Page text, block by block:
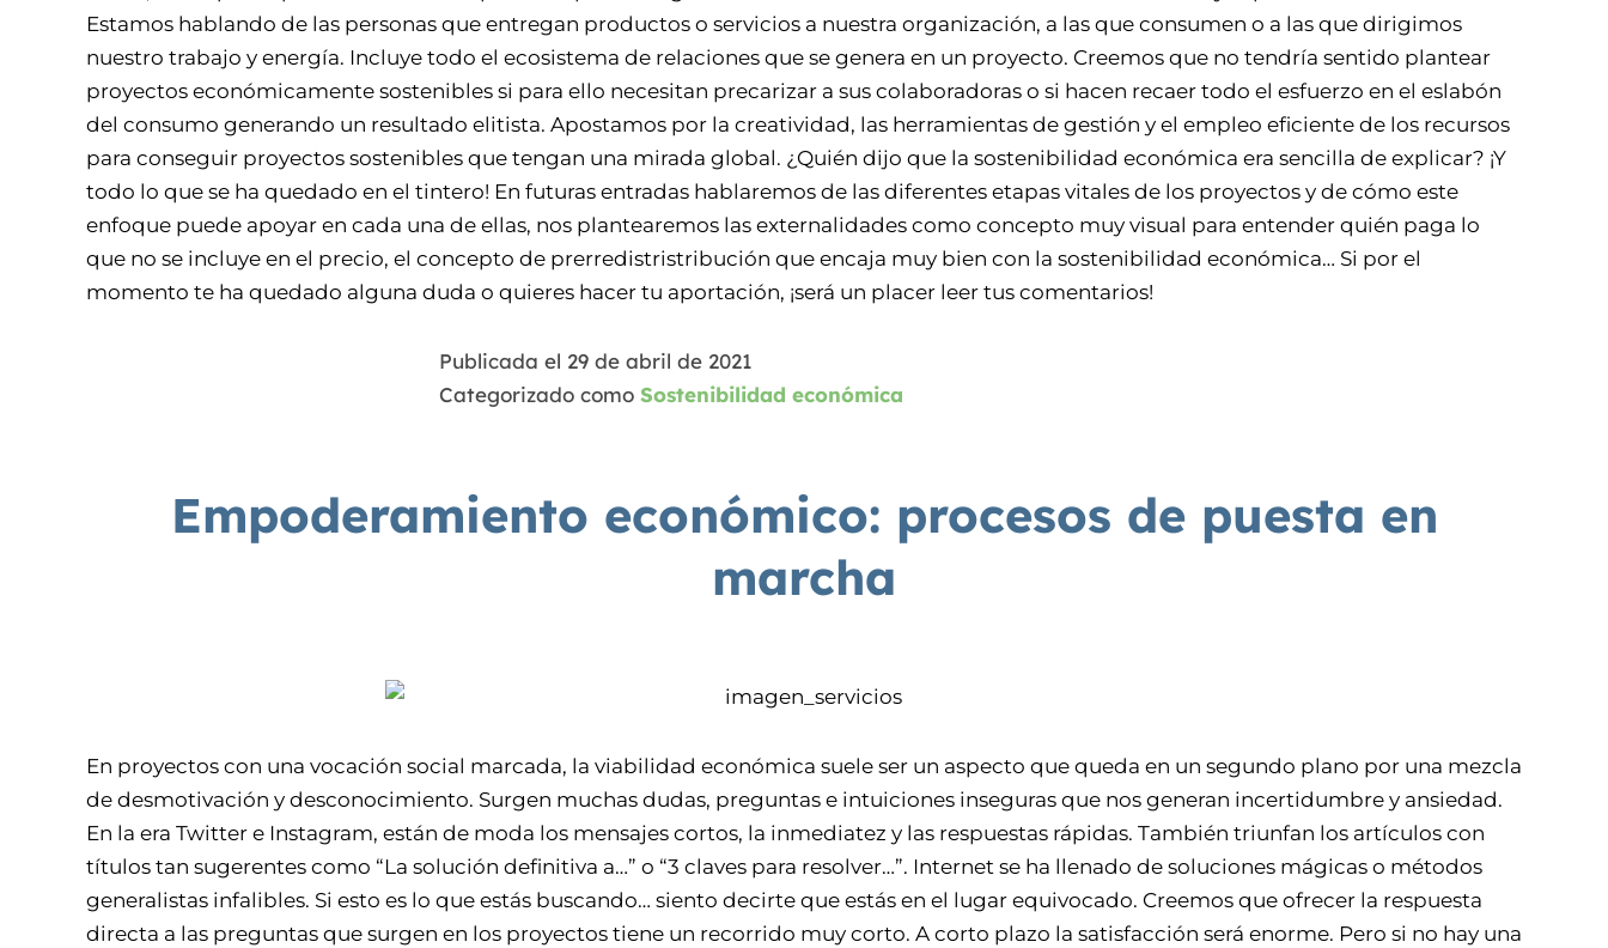
Estamos hablando de las personas que entregan productos o servicios a nuestra organización, a las que consumen o a las que dirigimos
nuestro trabajo y energía. Incluye todo el ecosistema de relaciones que se genera en un proyecto. Creemos que no tendría sentido plantear
proyectos económicamente sostenibles si para ello necesitan precarizar a sus colaboradoras o si hacen recaer todo el esfuerzo en el eslabón
del consumo generando un resultado elitista. Apostamos por la creatividad, las herramientas de gestión y el empleo eficiente de los recursos
para conseguir proyectos sostenibles que tengan una mirada global. ¿Quién dijo que la sostenibilidad económica era sencilla de explicar? ¡Y
todo lo que se ha quedado en el tintero! En futuras entradas hablaremos de las diferentes etapas vitales de los proyectos y de cómo este
enfoque puede apoyar en cada una de ellas, nos plantearemos las externalidades como concepto muy visual para entender quién paga lo
que no se incluye en el precio, el concepto de prerredistristribución que encaja muy bien con la sostenibilidad económica… Si por el
momento te ha quedado alguna duda o quieres hacer tu aportación, ¡será un placer leer tus comentarios!
Publicada el 29 de abril de 2021
Categorizado como Sostenibilidad económica
Empoderamiento económico: procesos de puesta en
marcha
En proyectos con una vocación social marcada, la viabilidad económica suele ser un aspecto que queda en un segundo plano por una mezcla
de desmotivación y desconocimiento. Surgen muchas dudas, preguntas e intuiciones inseguras que nos generan incertidumbre y ansiedad.
En la era Twitter e Instagram, están de moda los mensajes cortos, la inmediatez y las respuestas rápidas. También triunfan los artículos con
títulos tan sugerentes como “La solución definitiva a…” o “3 claves para resolver…”. Internet se ha llenado de soluciones mágicas o métodos
generalistas infalibles. Si esto es lo que estás buscando… siento decirte que estás en el lugar equivocado. Creemos que ofrecer la respuesta
directa a las preguntas que surgen en los proyectos tiene un recorrido muy corto. A corto plazo la satisfacción será enorme. Pero si no hay una